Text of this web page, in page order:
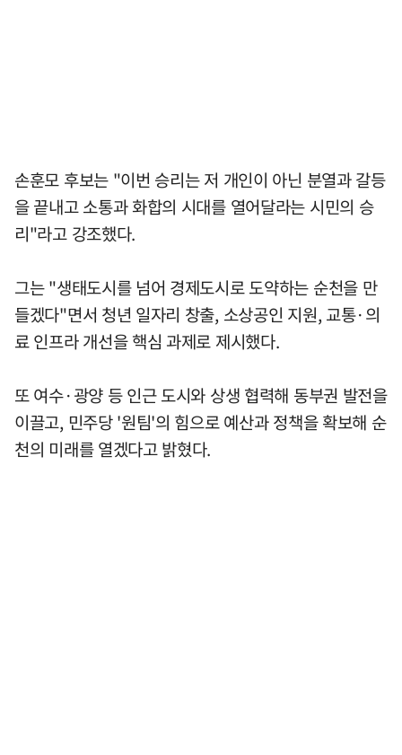
손훈모 후보는 "이번 승리는 저 개인이 아닌 분열과 갈등
을 끝내고 소통과 화합의 시대를 열어달라는 시민의 승
리"라고 강조했다.
그는 "생태도시를 넘어 경제도시로 도약하는 순천을 만
들겠다"면서 청년 일자리 창출, 소상공인 지원, 교통·의
료 인프라 개선을 핵심 과제로 제시했다.
또 여수·광양 등 인근 도시와 상생 협력해 동부권 발전을
이끌고, 민주당 '원팀'의 힘으로 예산과 정책을 확보해 순
천의 미래를 열겠다고 밝혔다.